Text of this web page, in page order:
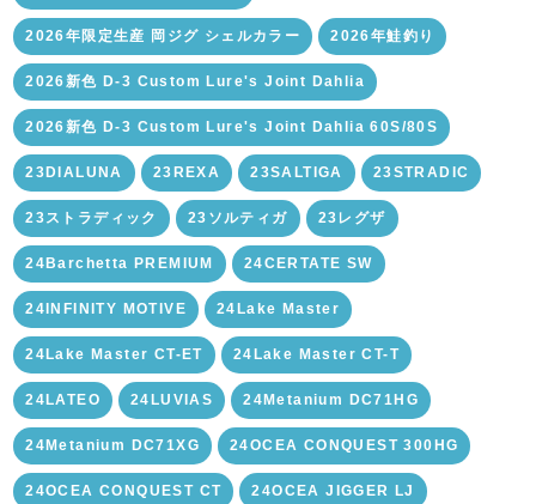
2026年限定生産 岡ジグ シェルカラー 2026年鮭釣り
2026新色 D-3 Custom Lure's Joint Dahlia
2026新色 D-3 Custom Lure's Joint Dahlia 60S/80S
23DIALUNA 23REXA 23SALTIGA 23STRADIC
23ストラディック 23ソルティガ 23レグザ
24Barchetta PREMIUM 24CERTATE SW
24INFINITY MOTIVE 24Lake Master
24Lake Master CT-ET 24Lake Master CT-T
24LATEO 24LUVIAS 24Metanium DC71HG
24Metanium DC71XG 24OCEA CONQUEST 300HG
24OCEA CONQUEST CT 24OCEA JIGGER LJ